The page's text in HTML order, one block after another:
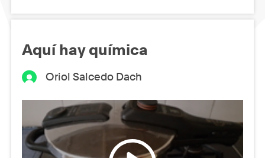
Aquí hay química
Oriol Salcedo Dach